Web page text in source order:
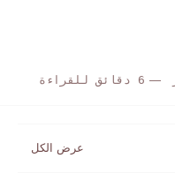
6 دقائق للقراءة